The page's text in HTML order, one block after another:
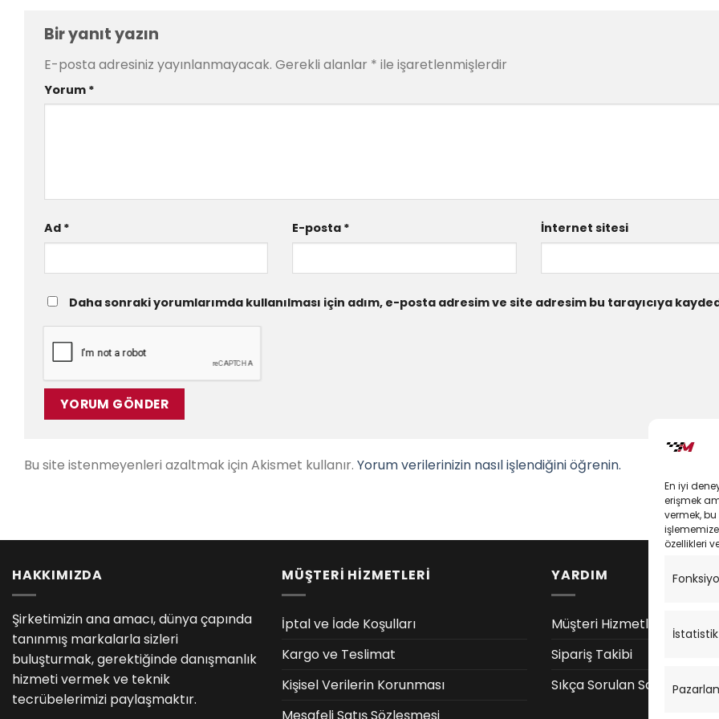
En iyi
erişmek
vermek,
özellikleri
İstatistik
Bir yanıt yazın
E-posta adresiniz yayınlanmayacak. Gerekli alanlar * ile işaretlenmişlerdir
Yorum *
Ad * E-posta * İnternet sitesi
Daha sonraki yorumlarımda kullanılması için adım, e-posta adresim ve site adresim bu tarayıcıya
Bu site istenmeyenleri azaltmak için Akismet kullanır. Yorum verilerinizin nasıl işlendiğini öğrenin.
HAKKIMIZDA
Şirketimizin ana amacı, dünya çapında
tanınmış markalarla sizleri
buluşturmak, gerektiğinde danışmanlık
hizmeti vermek ve teknik
tecrübelerimizi paylaşmaktır.
MÜŞTERİ HİZMETLERİ
İptal ve İade Koşulları
Kargo ve Teslimat
Kişisel Verilerin Korunması
Mesafeli Satış Sözleşmesi
YARDIM
Müşteri Hizmetleri
Sipariş Takibi
Sıkça Sorulan Sorular